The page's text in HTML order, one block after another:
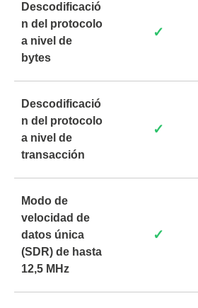
Descodificació
n del protocolo
a nivel de
bytes
✓
Descodificació
n del protocolo
a nivel de
transacción
✓
Modo de
velocidad de
datos única
(SDR) de hasta
12,5 MHz
✓